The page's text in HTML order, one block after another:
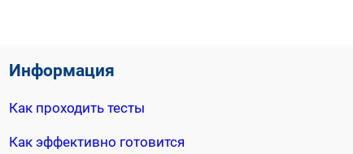
Информация
Как проходить тесты
Как эффективно готовится